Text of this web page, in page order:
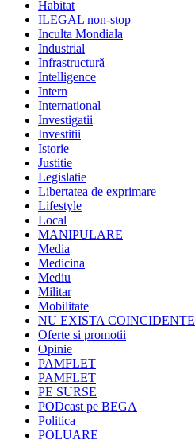
Habitat
ILEGAL non-stop
Inculta Mondiala
Industrial
Infrastructură
Intelligence
Intern
International
Investigatii
Investitii
Istorie
Justitie
Legislatie
Libertatea de exprimare
Lifestyle
Local
MANIPULARE
Media
Medicina
Mediu
Militar
Mobilitate
NU EXISTA COINCIDENTE
Oferte si promotii
Opinie
PAMFLET
PAMFLET
PE SURSE
PODcast pe BEGA
Politica
POLUARE